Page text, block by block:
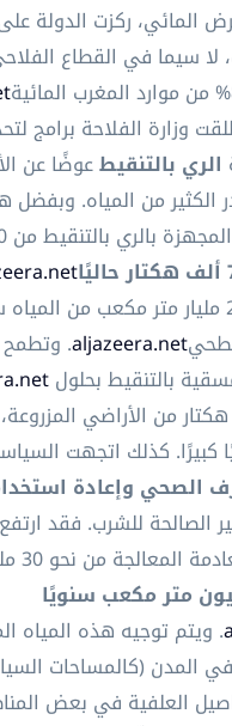
المائي، ركزت الدولة
لا سيما في القطاع
وزارة الفلاحة برامج
الري بالتنقيطعوضًا عن
الكثير من المياه.
من اقتصاد حوالي 2 مليار متر مكعب من
aljazeera.net. وتطمح
بالتنقيط بحلول 2030
مليون هكتار من الأراضي
كذلك اتجهت
الصحي وإعادة
الصالحة للشرب. فقد
. ويتم توجيه هذه المياه
المدن (كالمساحات
العلفية في بعض